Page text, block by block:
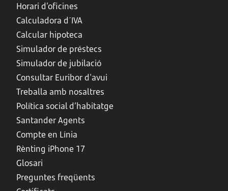
Horari d’oficines
Calculadora d´IVA
Calcular hipoteca
Simulador de préstecs
Simulador de jubilació
Consultar Euribor d'avui
Treballa amb nosaltres
Política social d’habitatge
Santander Agents
Compte en Línia
Rènting iPhone 17
Glosari
Preguntes freqüents